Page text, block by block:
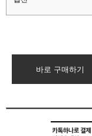
바로 구매하기